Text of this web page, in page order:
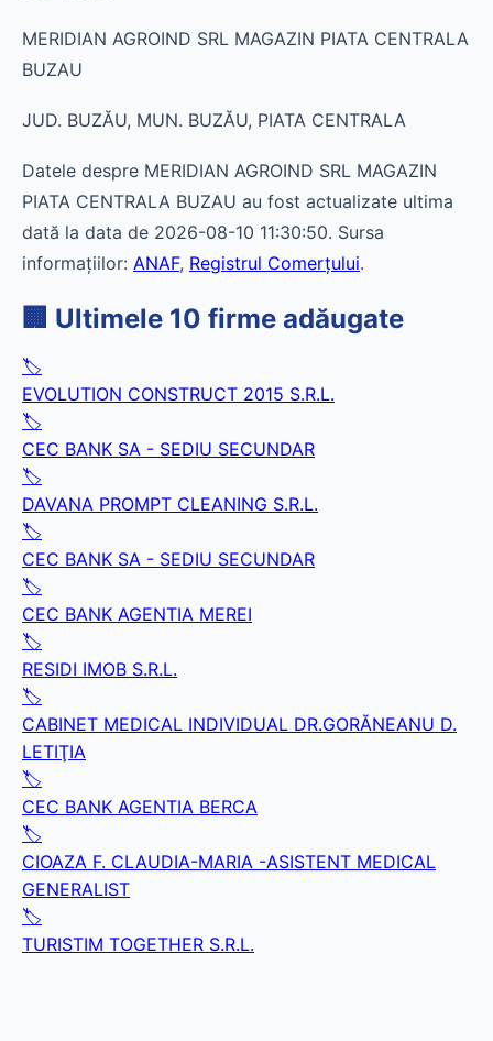
MERIDIAN AGROIND SRL MAGAZIN PIATA CENTRALA
BUZAU
JUD. BUZĂU, MUN. BUZĂU, PIATA CENTRALA
Datele despre MERIDIAN AGROIND SRL MAGAZIN
PIATA CENTRALA BUZAU au fost actualizate ultima
dată la data de 2026-08-10 11:30:50. Sursa
informațiilor: ANAF, Registrul Comerțului.
🏢 Ultimele 10 firme adăugate
🏷️
EVOLUTION CONSTRUCT 2015 S.R.L.
🏷️
CEC BANK SA - SEDIU SECUNDAR
🏷️
DAVANA PROMPT CLEANING S.R.L.
🏷️
CEC BANK SA - SEDIU SECUNDAR
🏷️
CEC BANK AGENTIA MEREI
🏷️
RESIDI IMOB S.R.L.
🏷️
CABINET MEDICAL INDIVIDUAL DR.GORĂNEANU D.
LETIŢIA
🏷️
CEC BANK AGENTIA BERCA
🏷️
CIOAZA F. CLAUDIA-MARIA -ASISTENT MEDICAL
GENERALIST
🏷️
TURISTIM TOGETHER S.R.L.